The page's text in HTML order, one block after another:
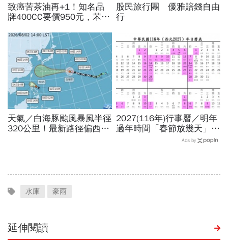
致癌苦茶油再+1！知名品
牌400CC要價950元，苯駢
怎麼退貨？5家問題油廠最
新進度
股民旅行團 優雅賠錢自由
行
天氣／白海豚颱風暴風半徑
320公里！最新路徑偏西影
2027(116年)行事曆／明年
過年時間「春節放幾天」、
寒假時間暑假日期？連假3
Ads by
水庫 豪雨
延伸閱讀